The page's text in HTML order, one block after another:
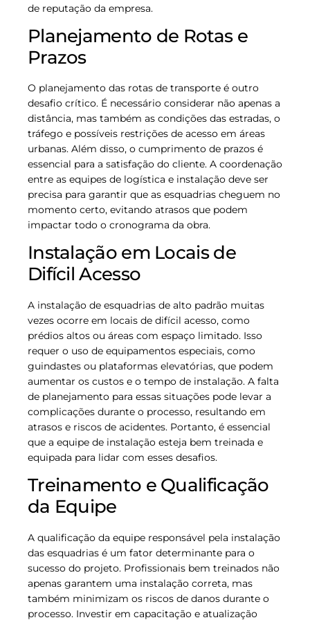
de reputação da empresa.
Planejamento de Rotas e
Prazos
O planejamento das rotas de transporte é outro
desafio crítico. É necessário considerar não apenas a
distância, mas também as condições das estradas, o
tráfego e possíveis restrições de acesso em áreas
urbanas. Além disso, o cumprimento de prazos é
essencial para a satisfação do cliente. A coordenação
entre as equipes de logística e instalação deve ser
precisa para garantir que as esquadrias cheguem no
momento certo, evitando atrasos que podem
impactar todo o cronograma da obra.
Instalação em Locais de
Difícil Acesso
A instalação de esquadrias de alto padrão muitas
vezes ocorre em locais de difícil acesso, como
prédios altos ou áreas com espaço limitado. Isso
requer o uso de equipamentos especiais, como
guindastes ou plataformas elevatórias, que podem
aumentar os custos e o tempo de instalação. A falta
de planejamento para essas situações pode levar a
complicações durante o processo, resultando em
atrasos e riscos de acidentes. Portanto, é essencial
que a equipe de instalação esteja bem treinada e
equipada para lidar com esses desafios.
Treinamento e Qualificação
da Equipe
A qualificação da equipe responsável pela instalação
das esquadrias é um fator determinante para o
sucesso do projeto. Profissionais bem treinados não
apenas garantem uma instalação correta, mas
também minimizam os riscos de danos durante o
processo. Investir em capacitação e atualização